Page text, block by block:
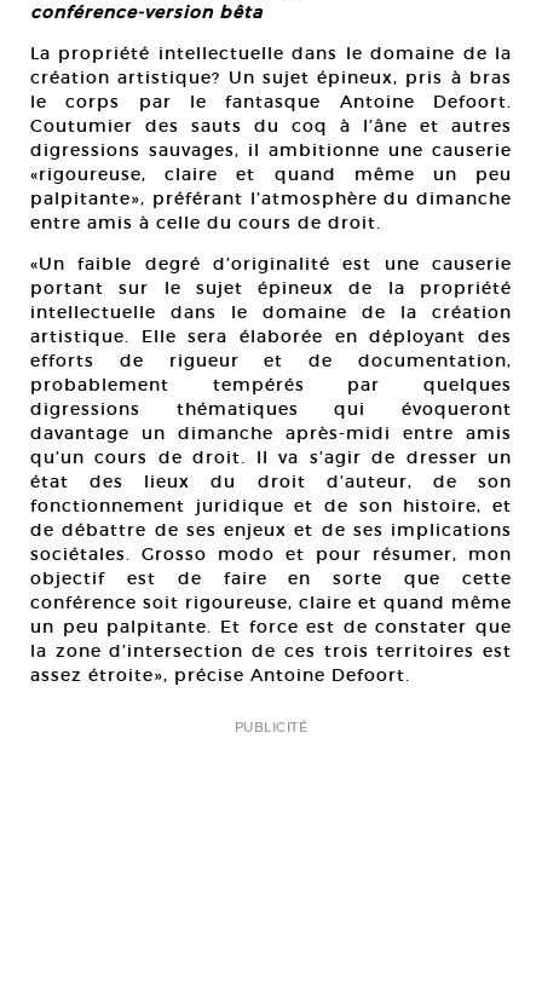
conférence-version bêta
La propriété intellectuelle dans le domaine de la
création artistique? Un sujet épineux, pris à bras
le corps par le fantasque Antoine Defoort.
Coutumier des sauts du coq à l’âne et autres
digressions sauvages, il ambitionne une causerie
«rigoureuse, claire et quand même un peu
palpitante», préférant l’atmosphère du dimanche
entre amis à celle du cours de droit.
«Un faible degré d’originalité est une causerie
portant sur le sujet épineux de la propriété
intellectuelle dans le domaine de la création
artistique. Elle sera élaborée en déployant des
efforts de rigueur et de documentation,
probablement tempérés par quelques
digressions thématiques qui évoqueront
davantage un dimanche après-midi entre amis
qu’un cours de droit. Il va s’agir de dresser un
état des lieux du droit d’auteur, de son
fonctionnement juridique et de son histoire, et
de débattre de ses enjeux et de ses implications
sociétales. Grosso modo et pour résumer, mon
objectif est de faire en sorte que cette
conférence soit rigoureuse, claire et quand même
un peu palpitante. Et force est de constater que
la zone d’intersection de ces trois territoires est
assez étroite», précise Antoine Defoort.
PUBLICITÉ